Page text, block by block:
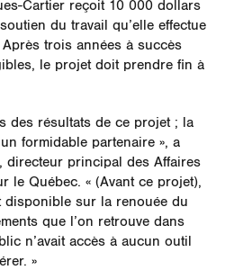
Cartier reçoit 10 000 dollars
du travail qu’elle effectue
trois années à succès
le projet doit prendre fin à
des résultats de ce projet ; la
formidable partenaire », a
directeur principal des Affaires
le Québec. « (Avant ce projet),
disponible sur la renouée du
que l’on retrouve dans
n’avait accès à aucun outil
»